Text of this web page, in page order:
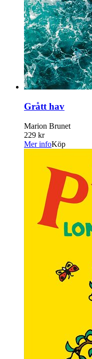
Grått hav
Marion Brunet
229 kr
Mer infoKöp